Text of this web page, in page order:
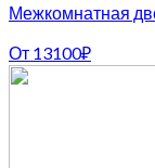
Межкомнатная
От 13100₽